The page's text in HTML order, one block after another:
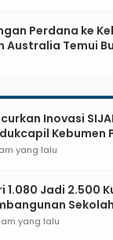
Perdana ke
Australia Temui
Dibahas
Inovasi
Kebumen
Literasi
yang lalu
1.080 Jadi 2.500
Ditargetkan
yang lalu